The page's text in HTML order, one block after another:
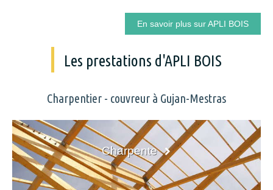
En savoir plus sur APLI BOIS
Les prestations d'APLI BOIS
Charpentier - couvreur à Gujan-Mestras
Charpente